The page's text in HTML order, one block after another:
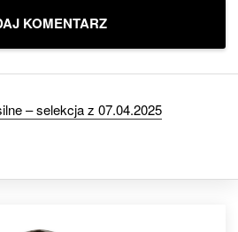
– selekcja z 07.04.2025